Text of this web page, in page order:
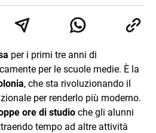
gli studenti di ogni ordine e grado
dedicato non solo giovani studenti, ma
di approfondimento e infografiche.
e realizzata da docenti esperti
che trattano tutti gli argomenti
durante il percorso scolastico,
con un linguaggio semplice e
di contenuti multimediali a supporto
per i primi tre anni di
per le scuole medie. È la
, che sta rivoluzionando il
per renderlo più moderno.
ore di studio che gli alunni
tempo ad altre attività